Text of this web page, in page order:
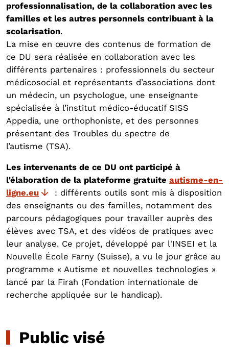
professionnalisation, de la collaboration avec les
familles et les autres personnels contribuant à la
scolarisation.
La mise en œuvre des contenus de formation de
ce DU sera réalisée en collaboration avec les
différents partenaires : professionnels du secteur
médicosocial et représentants d’associations dont
un médecin, un psychologue, une enseignante
spécialisée à l’institut médico-éducatif SISS
Appedia, une orthophoniste, et des personnes
présentant des Troubles du spectre de
l’autisme (TSA).
Les intervenants de ce DU ont participé à
l'élaboration de la plateforme gratuite autisme-en-
ligne.eu
: différents outils sont mis à disposition
des enseignants ou des familles, notamment des
parcours pédagogiques pour travailler auprès des
élèves avec TSA, et des vidéos de pratiques avec
leur analyse. Ce projet, développé par l'INSEI et la
Nouvelle École Farny (Suisse), a vu le jour grâce au
programme « Autisme et nouvelles technologies »
lancé par la Firah (Fondation internationale de
recherche appliquée sur le handicap).
Public visé